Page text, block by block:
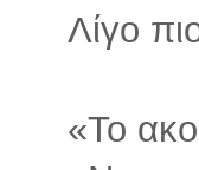
Λίγο
«Το